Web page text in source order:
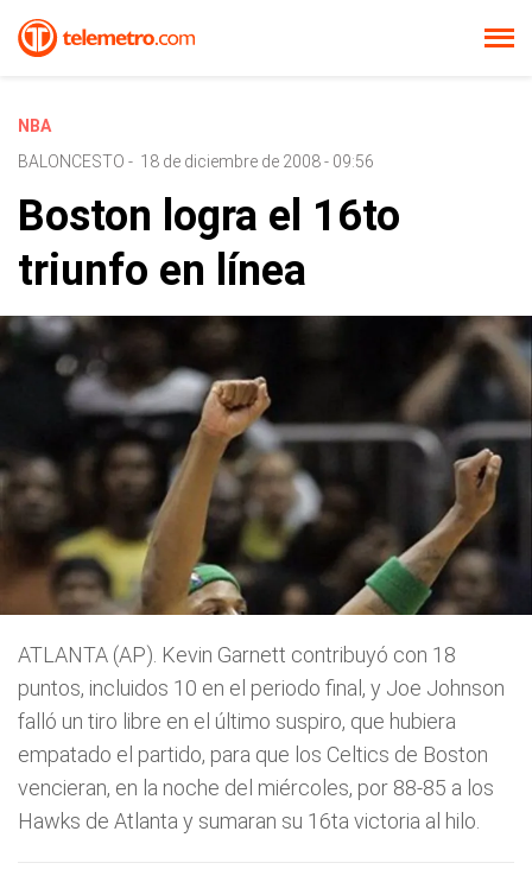
NBA
BALONCESTO - 18 de diciembre de 2008 - 09:56
Boston logra el 16to
triunfo en línea
ATLANTA (AP). Kevin Garnett contribuyó con 18
puntos, incluidos 10 en el periodo final, y Joe Johnson
falló un tiro libre en el último suspiro, que hubiera
empatado el partido, para que los Celtics de Boston
vencieran, en la noche del miércoles, por 88-85 a los
Hawks de Atlanta y sumaran su 16ta victoria al hilo.